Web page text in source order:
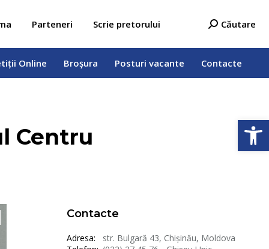
Parteneri Scrie pretorului Search:
Căutare
Online Broșura Posturi vacante Contacte
Centru
Contacte
Adresa:
str. Bulgară 43, Chișinău, Moldova
Online Broșura Posturi vacante Contacte